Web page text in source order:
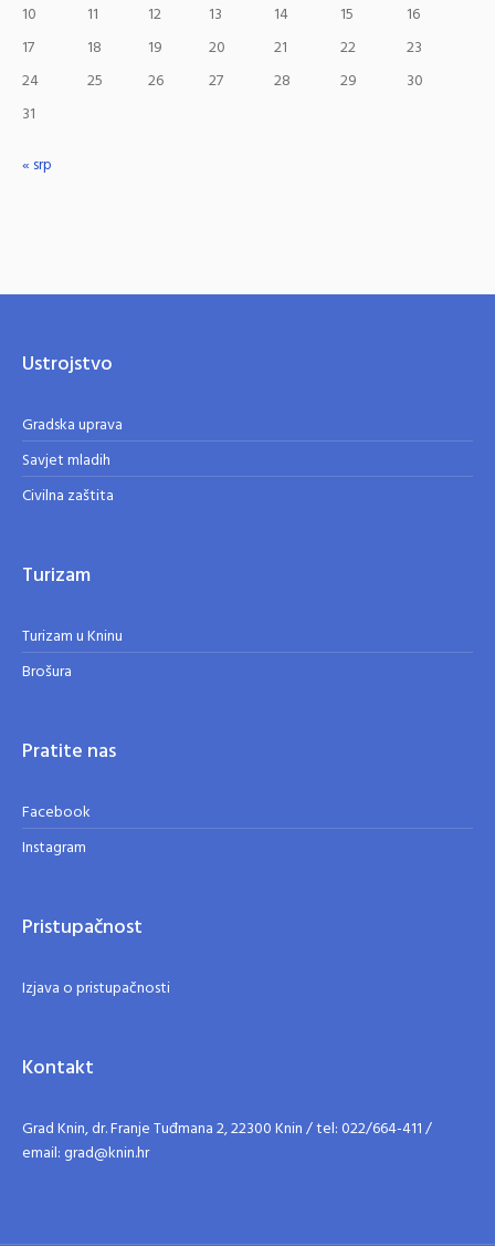
10
11 12 13 14 15
16
17
18 19 20 21 22
23
24
25 26 27 28 29
30
31
« srp
Ustrojstvo
Gradska uprava
Savjet mladih
Civilna zaštita
Turizam
Turizam u Kninu
Brošura
Pratite nas
Facebook
Instagram
Pristupačnost
Izjava o pristupačnosti
Kontakt
Grad Knin, dr. Franje Tuđmana 2, 22300 Knin / tel: 022/664-411 /
email: grad@knin.hr